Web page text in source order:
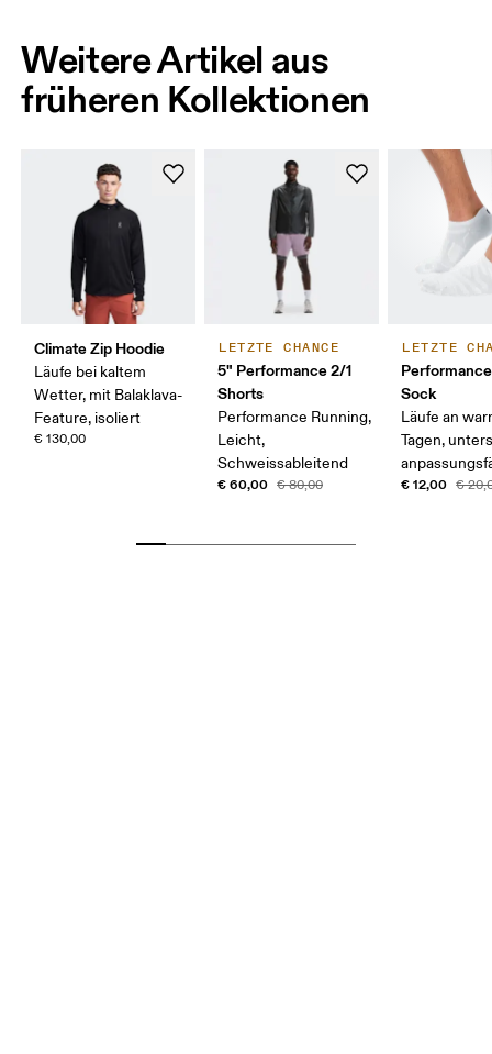
Weitere Artikel aus
früheren Kollektionen
Climate Zip Hoodie
Läufe bei kaltem
Wetter, mit Balaklava-
Feature, isoliert
€ 130,00
LETZTE CHANCE
5" Performance 2/1
Shorts
Performance Running,
Leicht,
Schweissableitend
€ 60,00 € 80,00
LETZTE
Sock
Läufe an
Tagen,
€ 12,00 €